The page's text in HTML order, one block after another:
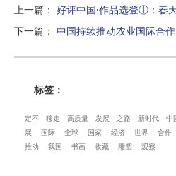
上一篇 ： 好评中国·作品选登①：春
下一篇 ： 中国持续推动农业国际合作
标签：
定不 移走 高质量 发展 之路 新时代 中
展
国际 全球 国家 经济 世界 合作
推动
我国 书画 收藏 雕塑 观察